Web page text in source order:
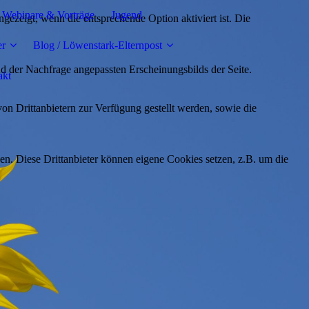
Webinare & Vorträge Jugend
Blog / Löwenstark-Elternpost
wenn die entsprechende Option aktiviert ist. Die
Nachfrage angepassten Erscheinungsbilds der Seite.
Drittanbietern zur Verfügung gestellt werden, sowie die
Diese Drittanbieter können eigene Cookies setzen, z.B. um die